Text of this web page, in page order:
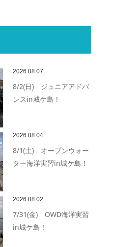
2026.08.07
8/2(日) ジュニアアドバ
ンスin城ケ島！
2026.08.04
8/1(土) オープンウォー
ター海洋実習in城ケ島！
2026.08.02
7/31(金) OWD海洋実習
in城ケ島！